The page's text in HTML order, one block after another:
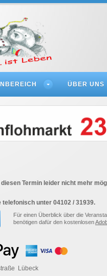
ÜBER UNS
Termin leider nicht mehr
unter 04102 / 31939.
Für einen Überblick über die
benötigen dafür den kostenlosen
Lübeck